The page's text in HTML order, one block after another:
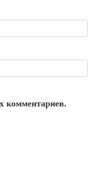
комментариев.